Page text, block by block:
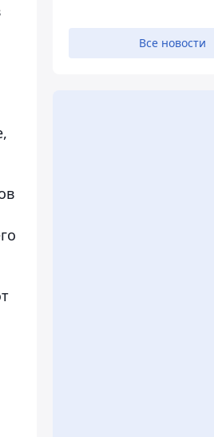
Все новости